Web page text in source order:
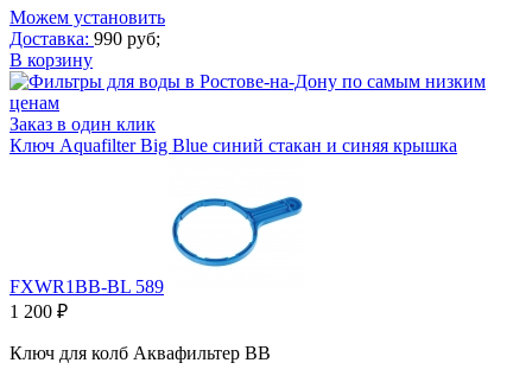
Можем установить
Доставка: 990 руб;
В корзину
Заказ в один клик
Ключ Aquafilter Big Blue синий стакан и синяя крышка
FXWR1BB-BL 589
1 200 ₽
Ключ для колб Аквафильтер ВВ